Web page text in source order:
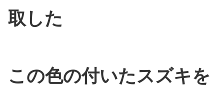
取した
この色の付いたスズキを